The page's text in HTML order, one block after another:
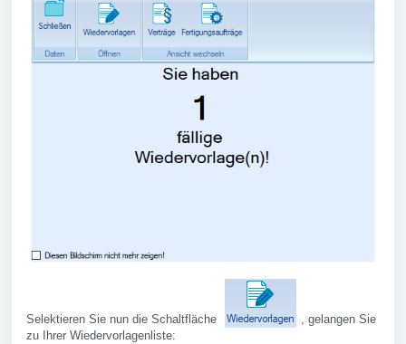
Selektieren Sie nun die Schaltfläche
, gelangen Sie
zu Ihrer Wiedervorlagenliste: